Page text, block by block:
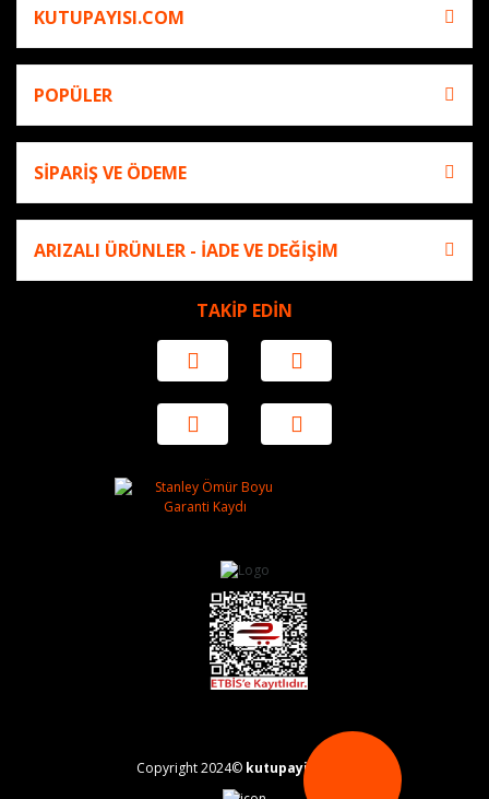
KUTUPAYISI.COM
POPÜLER
SİPARİŞ VE ÖDEME
ARIZALI ÜRÜNLER - İADE VE DEĞİŞİM
TAKİP EDİN
Copyright 2024© kutupayisi.com